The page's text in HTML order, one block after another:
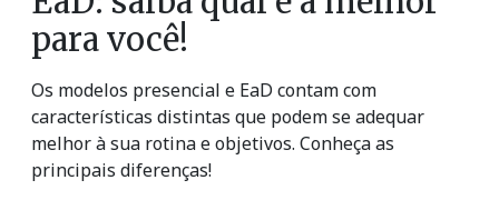
para você!
Os modelos presencial e EaD contam com
características distintas que podem se adequar
melhor à sua rotina e objetivos. Conheça as
principais diferenças!